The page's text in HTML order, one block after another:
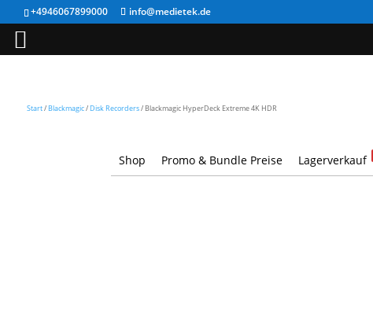
+4946067899000 info@medietek.de
Start/ Blackmagic/ Disk Recorders/ Blackmagic HyperDeck Extreme 4K HDR
Shop Promo & Bundle Preise Lagerverkauf